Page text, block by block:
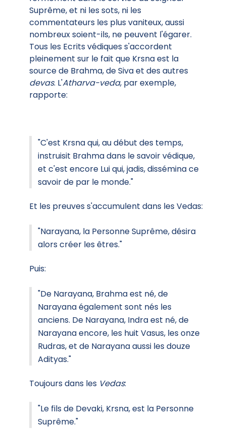
Suprême, et ni les sots, ni les
commentateurs les plus vaniteux, aussi
nombreux soient-ils, ne peuvent l'égarer.
Tous les Ecrits védiques s'accordent
pleinement sur le fait que Krsna est la
source de Brahma, de Siva et des autres
devas. L'Atharva-veda, par exemple,
rapporte:
"C'est Krsna qui, au début des temps,
instruisit Brahma dans le savoir védique,
et c'est encore Lui qui, jadis, dissémina ce
savoir de par le monde."
Et les preuves s'accumulent dans les Vedas:
"Narayana, la Personne Suprême, désira
alors créer les êtres."
Puis:
"De Narayana, Brahma est né, de
Narayana également sont nés les
anciens. De Narayana, Indra est né, de
Narayana encore, les huit Vasus, les onze
Rudras, et de Narayana aussi les douze
Adityas."
Toujours dans les Vedas:
"Le fils de Devaki, Krsna, est la Personne
Suprême."